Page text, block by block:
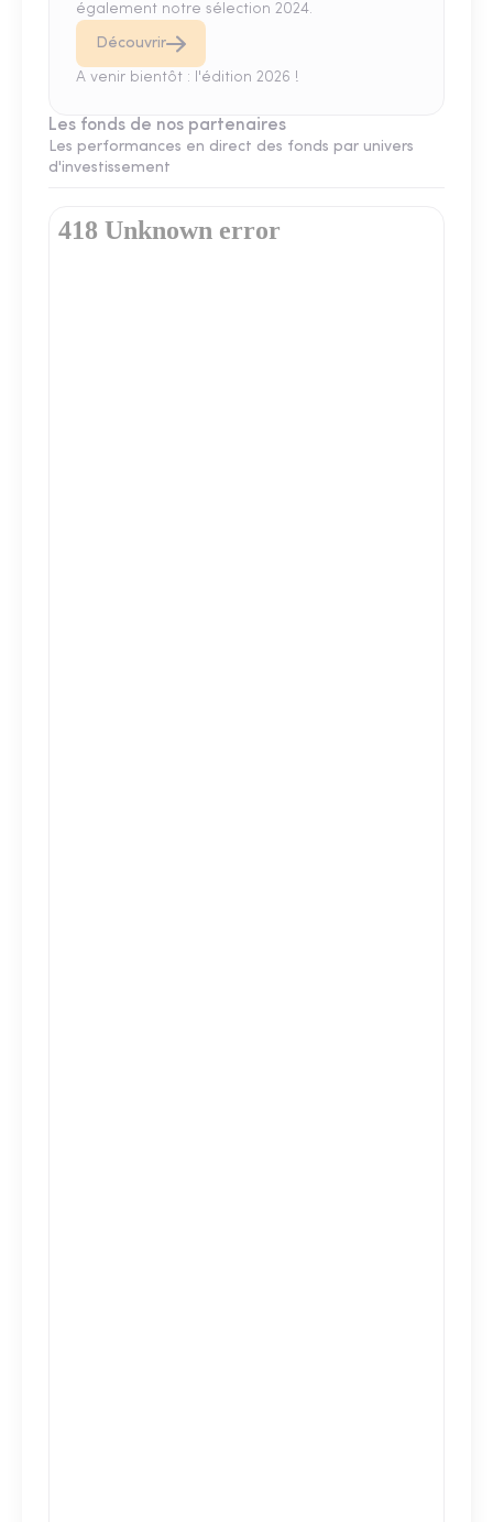
également notre sélection 2024.
Découvrir
A venir bientôt : l'édition 2026 !
Les fonds de nos partenaires
Les performances en direct des fonds par univers
d'investissement